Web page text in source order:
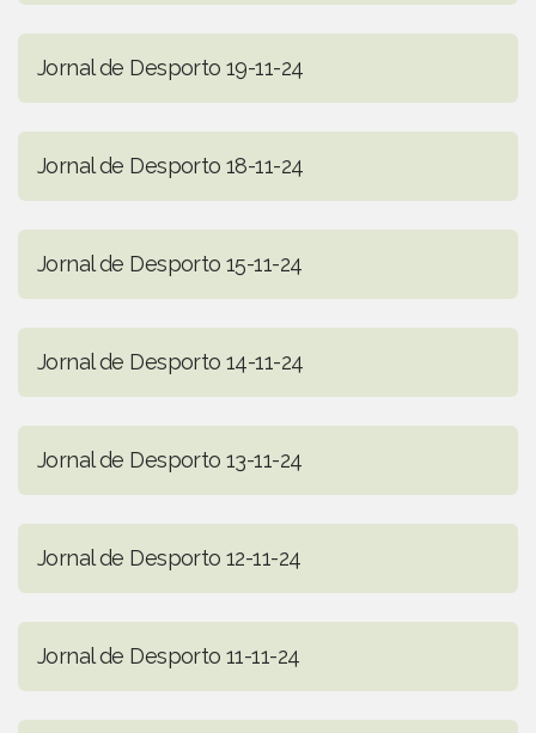
Jornal de Desporto 19-11-24
Jornal de Desporto 18-11-24
Jornal de Desporto 15-11-24
Jornal de Desporto 14-11-24
Jornal de Desporto 13-11-24
Jornal de Desporto 12-11-24
Jornal de Desporto 11-11-24